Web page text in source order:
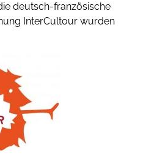
deutsch-französische
InterCultour wurden